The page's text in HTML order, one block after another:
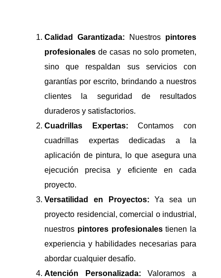
Calidad Garantizada: Nuestros pintores
profesionales de casas no solo prometen,
sino que respaldan sus servicios con
garantías por escrito, brindando a nuestros
clientes la seguridad de resultados
duraderos y satisfactorios.
Cuadrillas Expertas: Contamos con
cuadrillas expertas dedicadas a la
aplicación de pintura, lo que asegura una
ejecución precisa y eficiente en cada
proyecto.
Versatilidad en Proyectos: Ya sea un
proyecto residencial, comercial o industrial,
nuestros pintores profesionalestienen la
experiencia y habilidades necesarias para
abordar cualquier desafío.
Atención Personalizada: Valoramos a